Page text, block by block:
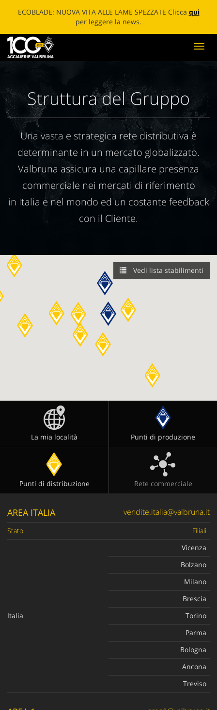
ECOBLADE: NUOVA VITA ALLE LAME SPEZZATE Clicca qui
per leggere la news.
Struttura del Gruppo
Una vasta e strategica rete distributiva è
determinante in un mercato globalizzato.
Valbruna assicura una capillare presenza
commerciale nei mercati di riferimento
in Italia e nel mondo ed un costante feedback
con il Cliente.
Vedi lista stabilimenti
La mia località Punti di produzione
Punti di distribuzione Rete commerciale
AREA ITALIA vendite.italia@valbruna.it
Stato Filiali
Italia
Vicenza
Bolzano
Milano
Brescia
Torino
Parma
Bologna
Ancona
Treviso